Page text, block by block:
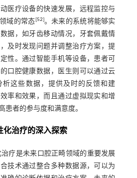
医疗设备的快速发展，远程监控与
域的常态[52]。未来的系统将能够实
据，如牙齿移动情况，牙套佩戴情
及时发现问题并调整治疗方案，提
性。通过智能手机等设备，患者可
口腔健康数据，医生则可以通过云
析这些数据，提供及时的反馈和建
率和效果，而且通过虚拟现实和增
患者的参与度和满意度。
治疗的深入探索
疗是未来口腔正畸领域的重要发展
技术通过整合多种数据源，可以为